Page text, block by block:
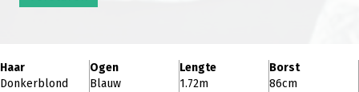
Haar
Donkerblond
Ogen
Blauw
Lengte
1.72m
Borst
86cm